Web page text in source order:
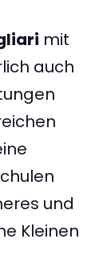
mit
auch
und
Kleinen